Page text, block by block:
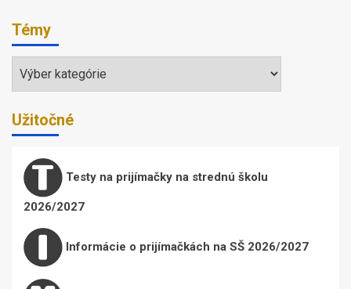
Témy
Užitočné
Testy na prijímačky na strednú školu
2026/2027
Informácie o prijímačkách na SŠ 2026/2027